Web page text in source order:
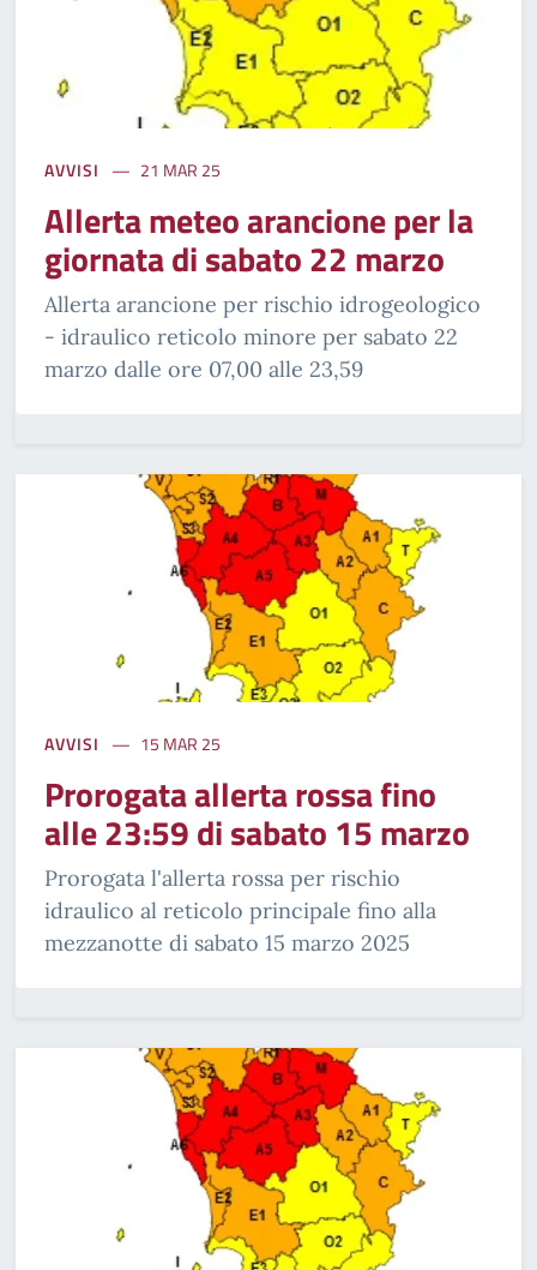
AVVISI 21 MAR 25
Allerta meteo arancione per la
giornata di sabato 22 marzo
Allerta arancione per rischio idrogeologico
- idraulico reticolo minore per sabato 22
marzo dalle ore 07,00 alle 23,59
AVVISI 15 MAR 25
Prorogata allerta rossa fino
alle 23:59 di sabato 15 marzo
Prorogata l'allerta rossa per rischio
idraulico al reticolo principale fino alla
mezzanotte di sabato 15 marzo 2025